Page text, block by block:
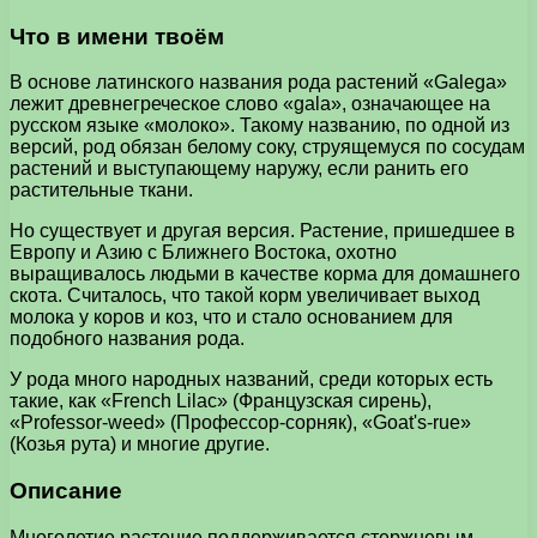
Что в имени твоём
В основе латинского названия рода растений «Galega»
лежит древнегреческое слово «gala», означающее на
русском языке «молоко». Такому названию, по одной из
версий, род обязан белому соку, струящемуся по сосудам
растений и выступающему наружу, если ранить его
растительные ткани.
Но существует и другая версия. Растение, пришедшее в
Европу и Азию с Ближнего Востока, охотно
выращивалось людьми в качестве корма для домашнего
скота. Считалось, что такой корм увеличивает выход
молока у коров и коз, что и стало основанием для
подобного названия рода.
У рода много народных названий, среди которых есть
такие, как «French Lilac» (Французская сирень),
«Professor-weed» (Профессор-сорняк), «Goat's-rue»
(Козья рута) и многие другие.
Описание